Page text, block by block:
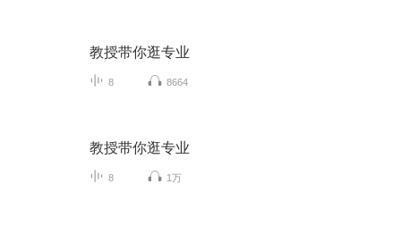
教授带你逛专业
8 8664
教授带你逛专业
8 1万